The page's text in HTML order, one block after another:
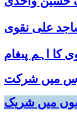
علی نقوی
میں شرکت